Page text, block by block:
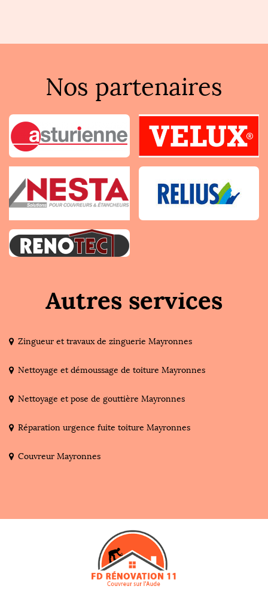
Nos partenaires
Autres services
Zingueur et travaux de zinguerie Mayronnes
Nettoyage et démoussage de toiture Mayronnes
Nettoyage et pose de gouttière Mayronnes
Réparation urgence fuite toiture Mayronnes
Couvreur Mayronnes